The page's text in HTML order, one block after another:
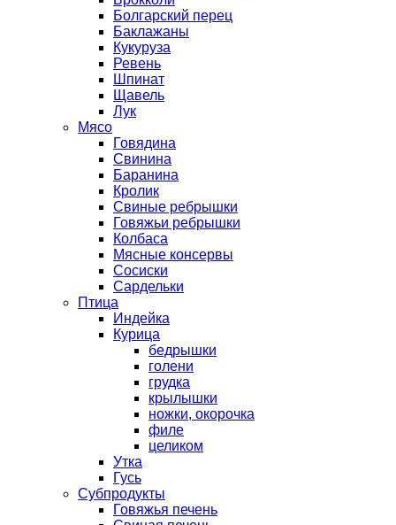
Болгарский перец
Баклажаны
Кукуруза
Ревень
Шпинат
Щавель
Лук
Мясо
Говядина
Свинина
Баранина
Кролик
Свиные ребрышки
Говяжьи ребрышки
Колбаса
Мясные консервы
Сосиски
Сардельки
Птица
Индейка
Курица
бедрышки
голени
грудка
крылышки
ножки, окорочка
филе
целиком
Утка
Гусь
Субпродукты
Говяжья печень